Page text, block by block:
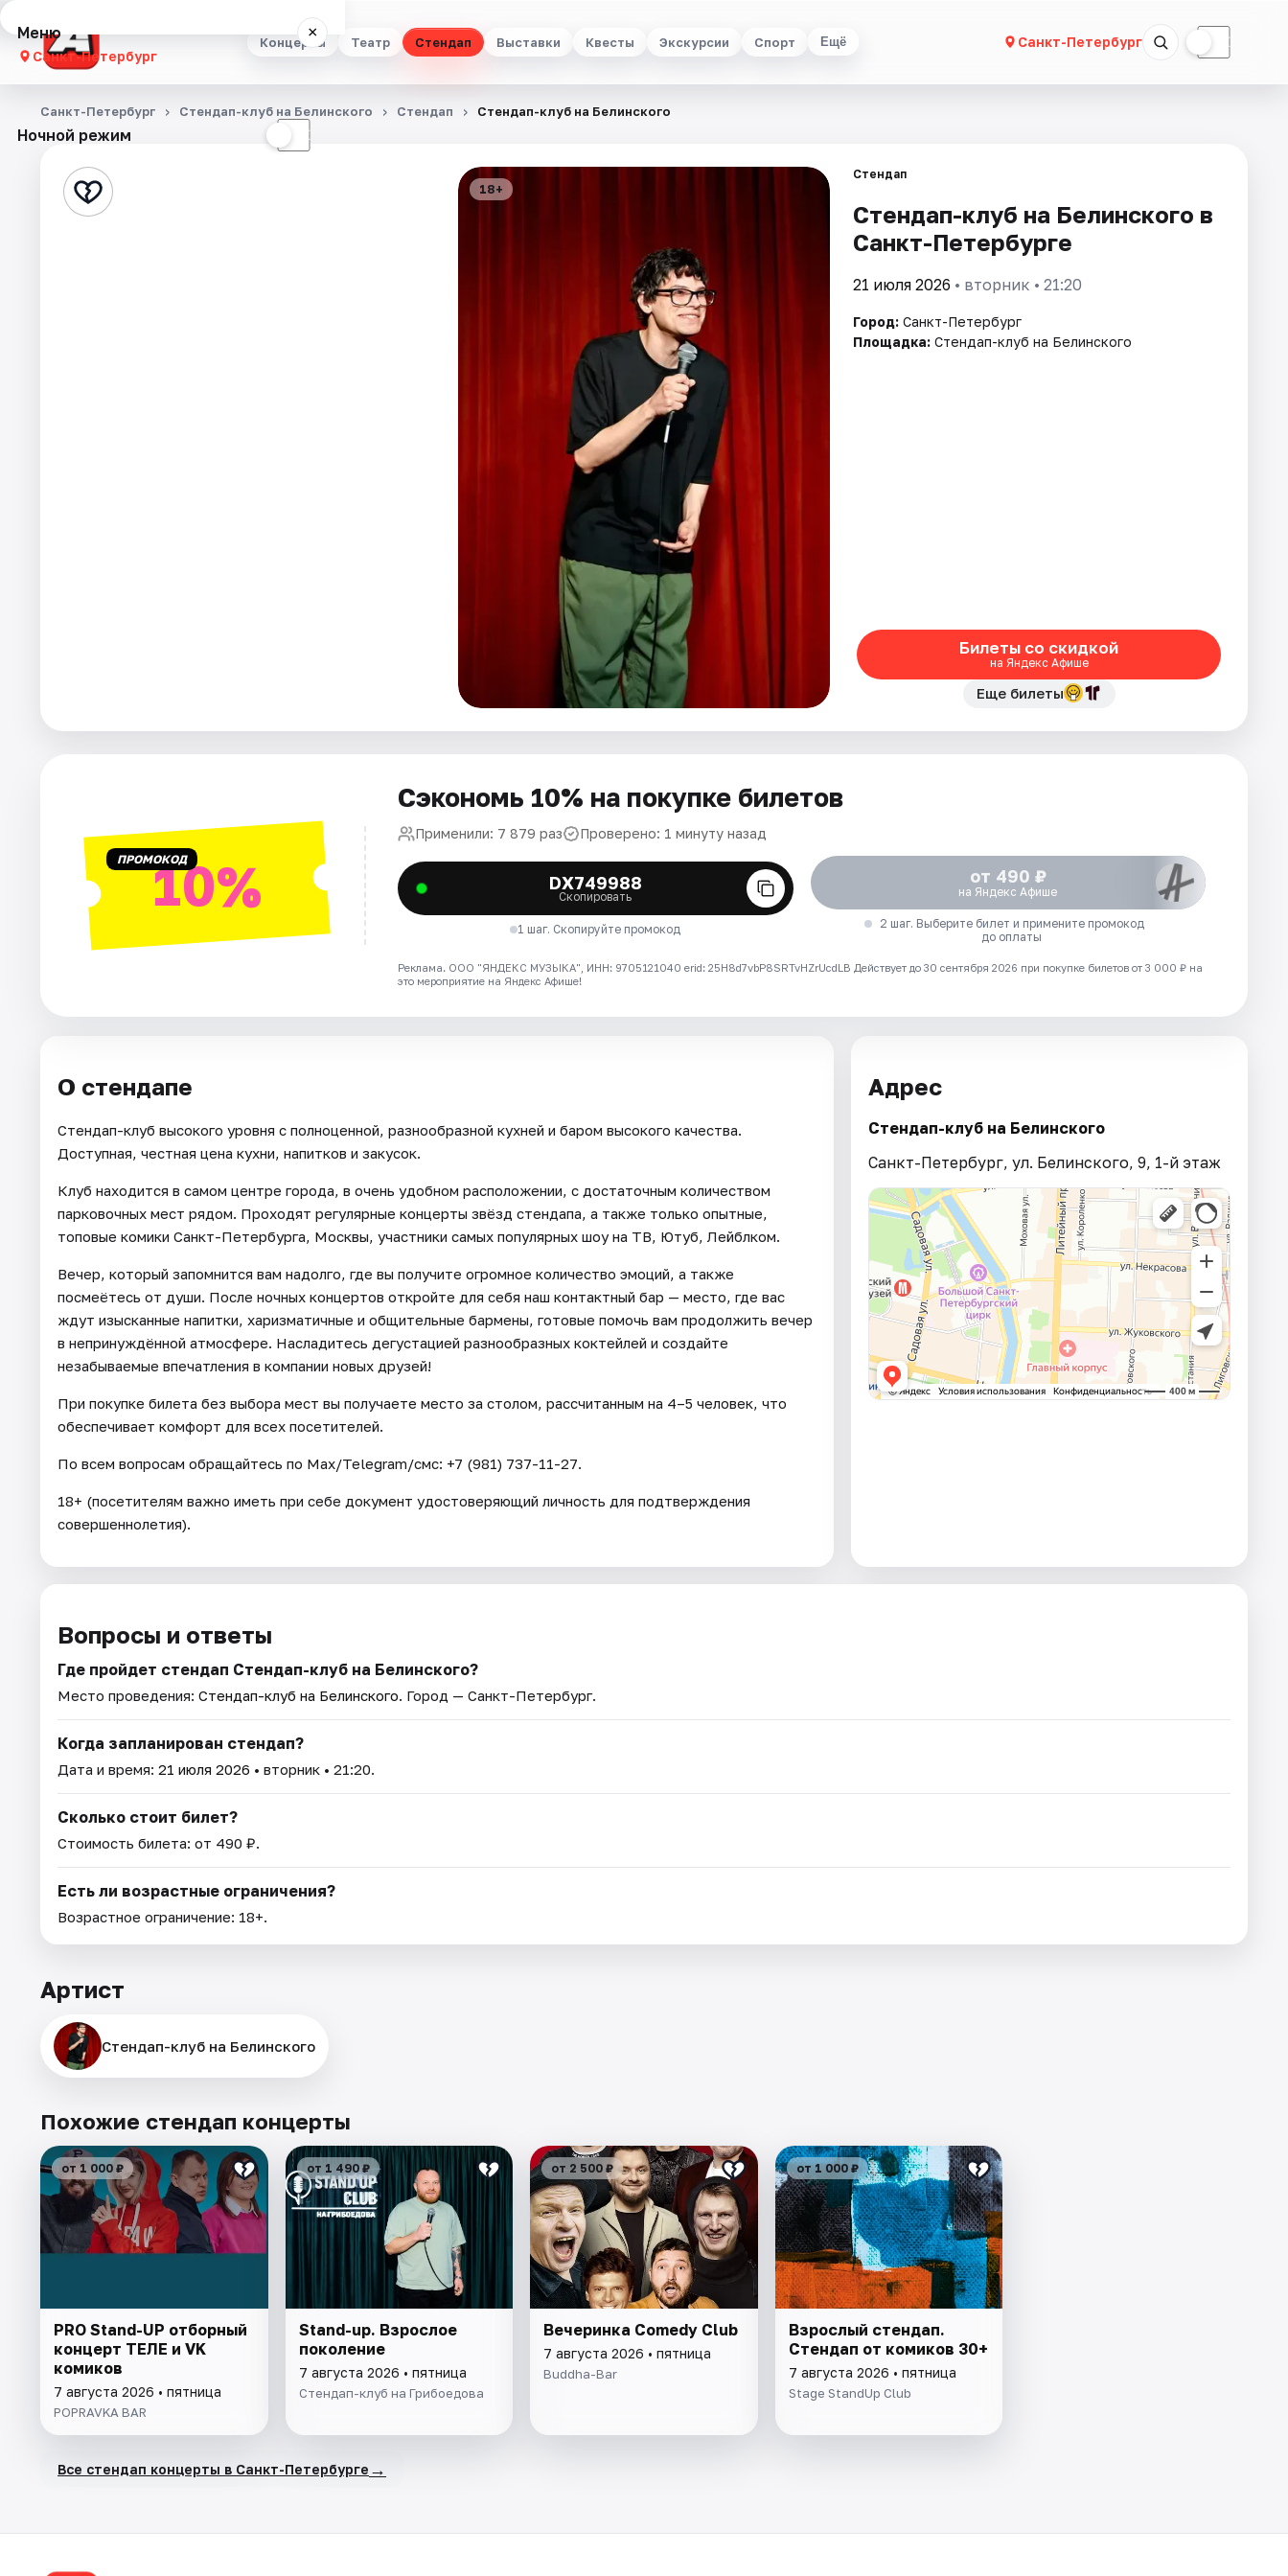
Концерты Театр Стендап Выставки Квесты Экскурсии Спорт Ещё Санкт-Петербург ☾
Меню ×
Санкт-Петербург
Концерты
Стендап
Ночной режим ☾
Санкт-Петербург Стендап-клуб на Белинского Стендап Стендап-клуб на Белинского
18+
Стендап
Стендап-клуб на Белинского в
Санкт-Петербурге
21 июля 2026 • вторник • 21:20
Город: Санкт-Петербург
Площадка: Стендап-клуб на Белинского
Билеты со скидкой
на Яндекс Афише
Еще билеты
ПРОМОКОД10%
Сэкономь 10% на покупке билетов
Применили: 7 879 раз Проверено: 1 минуту назад
DX749988
Скопировать
1 шаг. Скопируйте промокод
от 490 ₽
на Яндекс Афише
2 шаг. Выберите билет и примените промокод
до оплаты
Реклама. ООО "ЯНДЕКС МУЗЫКА", ИНН: 9705121040 erid: 25H8d7vbP8SRTvHZrUcdLB Действует до 30 сентября 2026 при покупке билетов от 3 000 ₽ на
это мероприятие на Яндекс Афише!
О стендапе
Стендап-клуб высокого уровня с полноценной, разнообразной кухней и баром высокого качества.
Доступная, честная цена кухни, напитков и закусок.
Клуб находится в самом центре города, в очень удобном расположении, с достаточным количеством
парковочных мест рядом. Проходят регулярные концерты звёзд стендапа, а также только опытные,
топовые комики Санкт-Петербурга, Москвы, участники самых популярных шоу на ТВ, Ютуб, Лейблком.
Вечер, который запомнится вам надолго, где вы получите огромное количество эмоций, а также
посмеётесь от души. После ночных концертов откройте для себя наш контактный бар — место, где вас
ждут изысканные напитки, харизматичные и общительные бармены, готовые помочь вам продолжить вечер
в непринуждённой атмосфере. Насладитесь дегустацией разнообразных коктейлей и создайте
незабываемые впечатления в компании новых друзей!
При покупке билета без выбора мест вы получаете место за столом, рассчитанным на 4–5 человек, что
обеспечивает комфорт для всех посетителей.
По всем вопросам обращайтесь по Max/Telegram/смс: +7 (981) 737-11-27.
18+ (посетителям важно иметь при себе документ удостоверяющий личность для подтверждения
совершеннолетия).
Адрес
Стендап-клуб на Белинского
Санкт-Петербург, ул. Белинского, 9, 1-й этаж
Вопросы и ответы
Где пройдет стендап Стендап-клуб на Белинского?
Место проведения: Стендап-клуб на Белинского. Город — Санкт-Петербург.
Когда запланирован стендап?
Дата и время: 21 июля 2026 • вторник • 21:20.
Сколько стоит билет?
Стоимость билета: от 490 ₽.
Есть ли возрастные ограничения?
Возрастное ограничение: 18+.
Артист
Стендап-клуб на Белинского
Похожие стендап концерты
от 1 000 ₽
PRO Stand-UP отборный
концерт ТЕЛЕ и VK
комиков
7 августа 2026 • пятница
POPRAVKA BAR
от 1 490 ₽
Stand-up. Взрослое
поколение
7 августа 2026 • пятница
Стендап-клуб на Грибоедова
от 2 500 ₽
Вечеринка Comedy Club
7 августа 2026 • пятница
Buddha-Bar
от 1 000 ₽
Взрослый стендап.
Стендап от комиков 30+
7 августа 2026 • пятница
Stage StandUp Club
Все стендап концерты в Санкт-Петербурге →